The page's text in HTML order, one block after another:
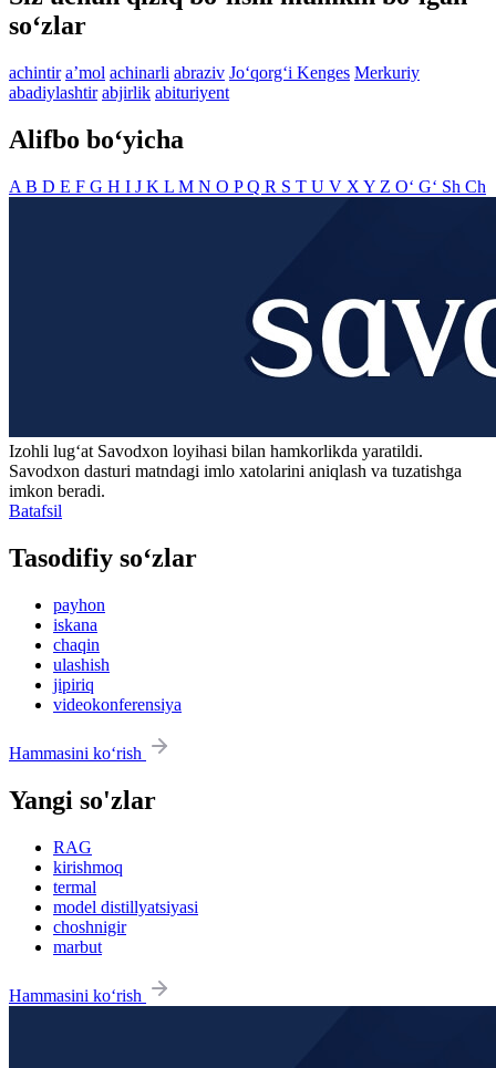
so‘zlar
achintir aʼmol achinarli abraziv Jo‘qorg‘i Kenges Merkuriy
abadiylashtir abjirlik abituriyent
Alifbo bo‘yicha
A B D E F G H I J K L M N O PQ R S T U V X Y Z O‘ G‘ Sh Ch
Izohli lugʻat Savodxon loyihasi bilan hamkorlikda yaratildi.
Savodxon dasturi matndagi imlo xatolarini aniqlash va tuzatishga
imkon beradi.
Batafsil
Tasodifiy so‘zlar
payhon
iskana
chaqin
ulashish
jipiriq
videokonferensiya
Hammasini ko‘rish
Yangi so'zlar
RAG
kirishmoq
termal
model distillyatsiyasi
choshnigir
marbut
Hammasini ko‘rish